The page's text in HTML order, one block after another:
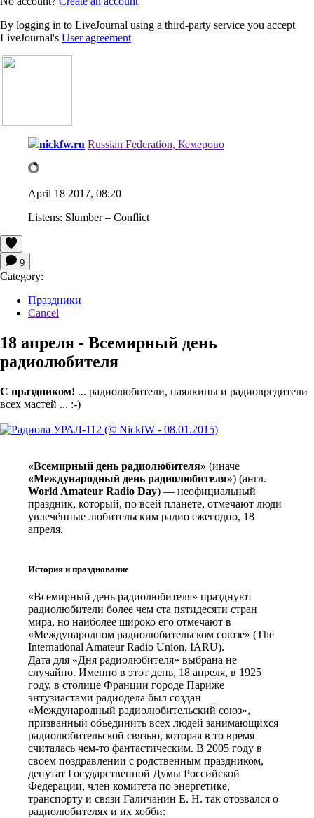
By logging in to LiveJournal using a third-party service you accept
LiveJournal's User agreement
nickfw.ru Russian Federation, Кемерово
April 18 2017, 08:20
Listens: Slumber – Conflict
9
Category:
Праздники
Cancel
18 апреля - Всемирный день
радиолюбителя
С праздником! ... радиолюбители, паялкины и радиовредители
всех мастей ... :-)
«Всемирный день радиолюбителя» (иначе
«Международный день радиолюбителя») (англ.
World Amateur Radio Day) — неофициальный
праздник, который, по всей планете, отмечают люди
увлечённые любительским радио ежегодно, 18
апреля.
История и празднование
«Всемирный день радиолюбителя» празднуют
радиолюбители более чем ста пятидесяти стран
мира, но наиболее широко его отмечают в
«Международном радиолюбительском союзе» (The
International Amateur Radio Union, IARU).
Дата для «Дня радиолюбителя» выбрана не
случайно. Именно в этот день, 18 апреля, в 1925
году, в столице Франции городе Париже
энтузиастами радиодела был создан
«Международный радиолюбительский союз»,
призванный объединить всех людей занимающихся
радиолюбительской связью, которая в то время
считалась чем-то фантастическим. В 2005 году в
своём поздравлении с родственным праздником,
депутат Государственной Думы Российской
Федерации, член комитета по энергетике,
транспорту и связи Галичанин Е. Н. так отозвался о
радиолюбителях и их хобби: